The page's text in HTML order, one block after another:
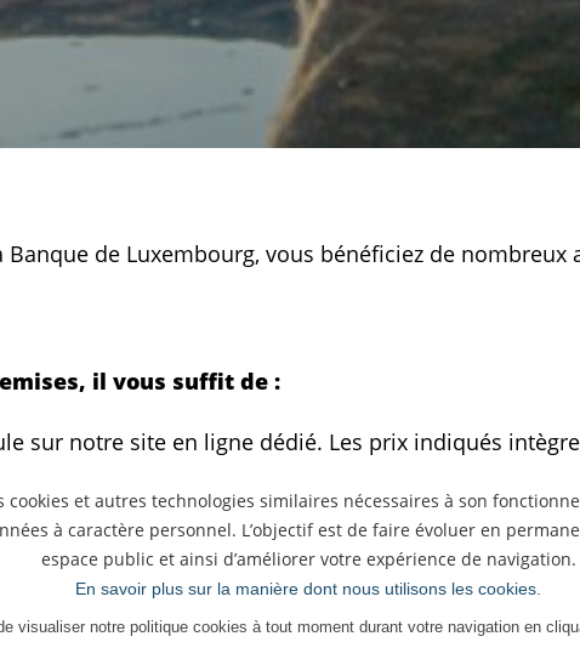
Banque de Luxembourg, vous bénéficiez de nombreux
il vous suffit de :
sur notre site en ligne dédié. Les prix indiqués
pour votre location. Attention, vous devrez
laquelle vous avez effectué votre réservation et pour
cookies et autres technologies similaires nécessaires à son
à caractère personnel. L’objectif est de faire évoluer en
espace public et ainsi d’améliorer votre expérience de navigation.
En savoir plus sur la manière dont nous utilisons les cookies.
visualiser notre politique cookies à tout moment durant votre navigation en